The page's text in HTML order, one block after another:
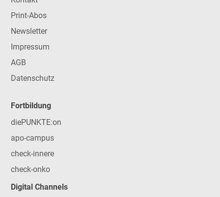
Print-Abos
Newsletter
Impressum
AGB
Datenschutz
Fortbildung
diePUNKTE:on
apo-campus
check-innere
check-onko
Digital Channels